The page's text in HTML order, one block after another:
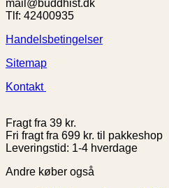
mail@buddhist.dk
Tlf: 42400935
Handelsbetingelser
Sitemap
Kontakt
Fragt fra 39 kr.
Fri fragt fra 699 kr. til pakkeshop
Leveringstid: 1-4 hverdage
Andre køber også